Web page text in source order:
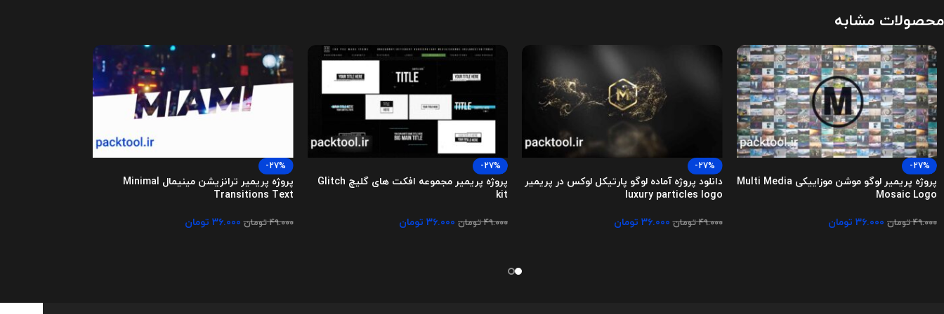
محصولات مشابه
-27%
پروژه پریمیر لوگو موشن موزاییکی Multi Media
Mosaic Logo
۴۹.۰۰۰تومان ۳۶.۰۰۰ تومان
-27%
دانلود پروژه آماده لوگو پارتیکل لوکس در پریمیر
luxury particles logo
۴۹.۰۰۰تومان ۳۶.۰۰۰ تومان
-27%
پروژه پریمیر مجموعه افکت های گلیچ Glitch
kit
۴۹.۰۰۰تومان ۳۶.۰۰۰ تومان
-27%
پروژه پریمیر ترانزیشن مینیمال Minimal
Transitions Text
۴۹.۰۰۰تومان ۳۶.۰۰۰ تومان